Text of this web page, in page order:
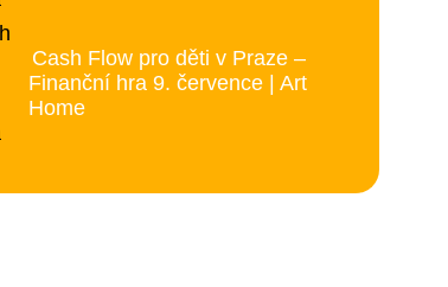
Cash Flow pro děti v Praze –
Finanční hra 9. července | Art
Home